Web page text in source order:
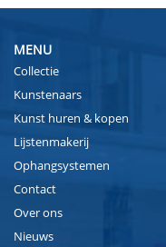
MENU
Collectie
Kunstenaars
Kunst huren & kopen
Lijstenmakerij
Ophangsystemen
Contact
Over ons
Nieuws